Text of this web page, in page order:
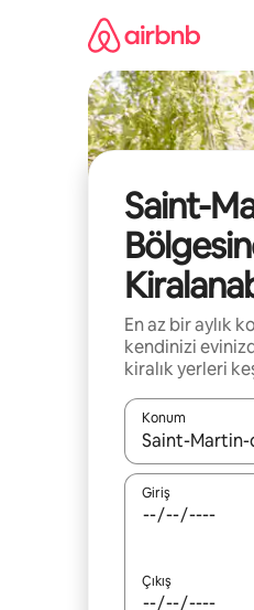
Saint-
En az bir aylık
kendinizi
kiralık yerleri
Konum
Sonuçlar
Giriş
Çıkış